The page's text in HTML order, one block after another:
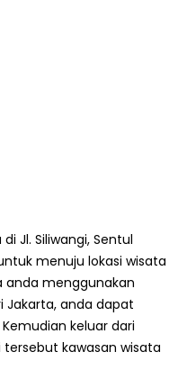
Jl. Siliwangi, Sentul
menuju lokasi wisata
anda menggunakan
Jakarta, anda dapat
keluar dari
tersebut kawasan wisata